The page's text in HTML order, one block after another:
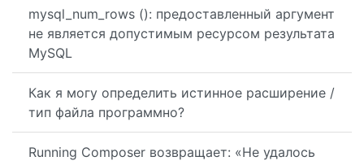
mysql_num_rows (): предоставленный аргумент
не является допустимым ресурсом результата
MySQL
Как я могу определить истинное расширение /
тип файла программно?
Running Composer возвращает: «Не удалось